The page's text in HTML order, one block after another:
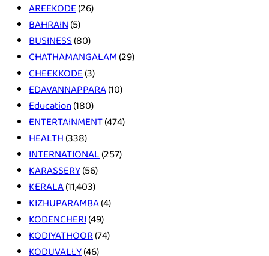
AREEKODE(26)
BAHRAIN(5)
BUSINESS(80)
CHATHAMANGALAM(29)
CHEEKKODE(3)
EDAVANNAPPARA(10)
Education(180)
ENTERTAINMENT(474)
HEALTH(338)
INTERNATIONAL(257)
KARASSERY(56)
KERALA(11,403)
KIZHUPARAMBA(4)
KODENCHERI(49)
KODIYATHOOR(74)
KODUVALLY(46)